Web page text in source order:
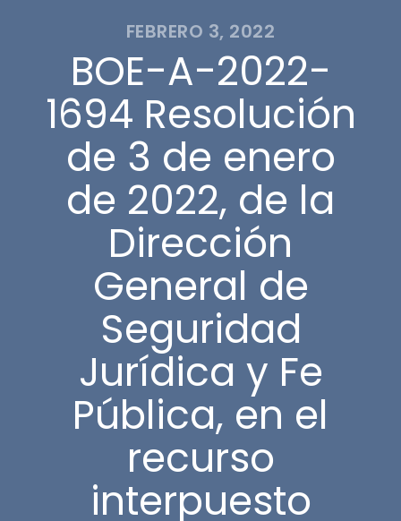
FEBRERO 3, 2022
BOE-A-2022-
1694 Resolución
de 3 de enero
de 2022, de la
Dirección
General de
Seguridad
Jurídica y Fe
Pública, en el
recurso
interpuesto